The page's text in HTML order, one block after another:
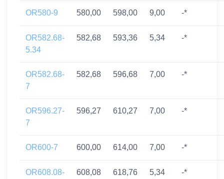
OR580-9 580,00 598,00 9,00 -*
OR582.68-
5.34
582,68 593,36 5,34 -*
OR582.68-
7
582,68 596,68 7,00 -*
OR596.27-
7
596,27 610,27 7,00 -*
OR600-7 600,00 614,00 7,00 -*
OR608.08-
608,08 618,76 5,34 -*